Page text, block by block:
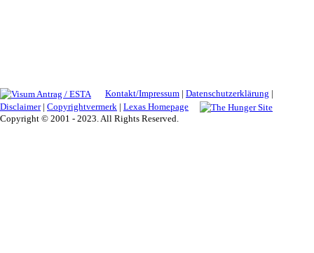
Kontakt/Impressum | Datenschutzerklärung |
Disclaimer| Copyrightvermerk | Lexas Homepage
Copyright © 2001 - 2023. All Rights Reserved.